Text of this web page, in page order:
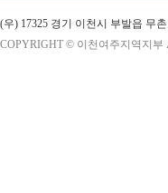
(우) 17325 경기 이천시 부발읍 무
COPYRIGHT © 이천여주지역지부